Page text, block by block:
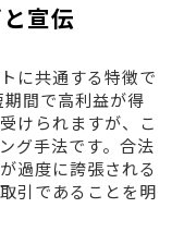
宣伝
に共通する特徴で
間で高利益が得
けられますが、こ
グ手法です。合法
過度に誇張される
引であることを明